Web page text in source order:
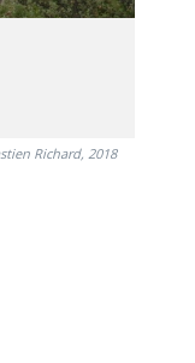
Richard, 2018